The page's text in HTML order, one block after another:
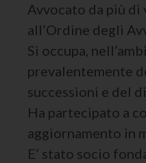
Avvocato da più
all’Ordine degli
Si occupa,
prevalentemente
successioni e del
Ha partecipato a
aggiornamento in
E’ stato socio